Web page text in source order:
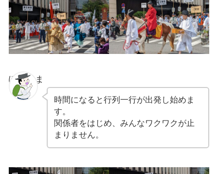
ぽちゃま
時間になると行列一行が出発し始めま
す。
関係者をはじめ、みんなワクワクが止
まりません。